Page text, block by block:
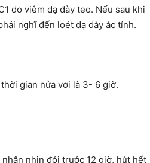
do viêm dạ dày teo. Nếu sau khi
nghĩ đến loét dạ dày ác tính.
gian nửa vơi là 3- 6 giờ.
nhịn đói trước 12 giờ, hút hết